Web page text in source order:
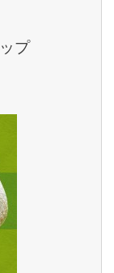
プ